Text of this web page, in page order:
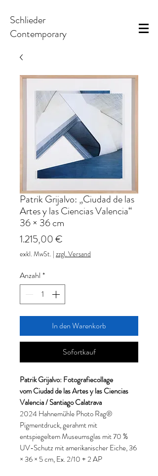
Schlieder
Contemporary
Patrik Grijalvo: „Ciudad de las
Artes y las Ciencias Valencia“
36 × 36 cm
1.215,00 €
exkl. MwSt. | zzgl. Versand
Anzahl *
In den Warenkorb
Sofortkauf
Patrik Grijalvo: Fotografiecollage
vom Ciudad de las Artes y las Ciencias
Valencia / Santiago Calatrava
2024 Hahnemühle Photo Rag®
Pigmentdruck, gerahmt mit
entspiegeltem Museumsglas mit 70 %
UV-Schutz mit amerikanischer Eiche, 36
× 36 × 5 cm, Ex. 2/10 + 2 AP